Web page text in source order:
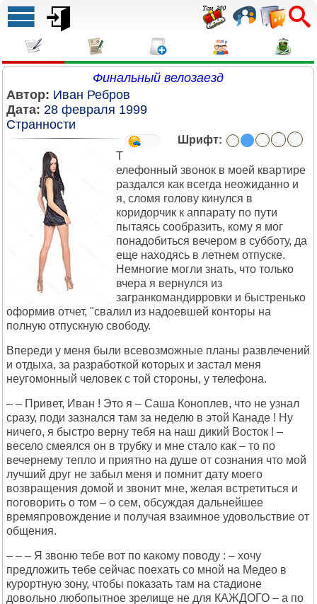
Финальный велозаезд
Автор: Иван Ребров
Дата: 28 февраля 1999
Странности
Шрифт:
Т
елефонный звонок в моей квартире
раздался как всегда неожиданно и
я, сломя голову кинулся в
коридорчик к аппарату по пути
пытаясь сообразить, кому я мог
понадобиться вечером в субботу, да
еще находясь в летнем отпуске.
Немногие могли знать, что только
вчера я вернулся из
загранкомандирровки и быстренько
оформив отчет, "свалил из надоевшей конторы на
полную отпускную свободу.
Впереди у меня были всевозможные планы развлечений
и отдыха, за разработкой которых и застал меня
неугомонный человек с той стороны, у телефона.
– – Привет, Иван ! Это я – Саша Коноплев, что не узнал
сразу, поди зазнался там за неделю в этой Канаде ! Ну
ничего, я быстро верну тебя на наш дикий Восток ! –
весело смеялся он в трубку и мне стало как – то по
вечернему тепло и приятно на душе от сознания что мой
лучший друг не забыл меня и помнит дату моего
возвращения домой и звонит мне, желая встретиться и
поговорить о том – о сем, обсуждая дальнейшее
времяпровождение и получая взаимное удовольствие от
общения.
– – – Я звоню тебе вот по какому поводу : – хочу
предложить тебе сейчас поехать со мной на Медео в
курортную зону, чтобы показать там на стадионе
довольно любопытное зрелище не для КАЖДОГО – а по